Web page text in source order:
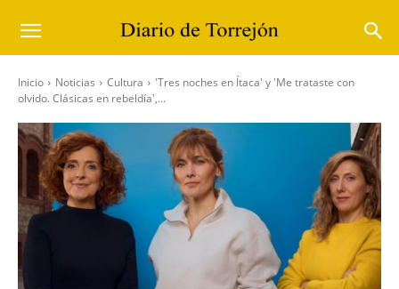
Inicio Noticias Cultura
'Tres noches en Ítaca' y 'Me trataste con
olvido. Clásicas en rebeldía',...